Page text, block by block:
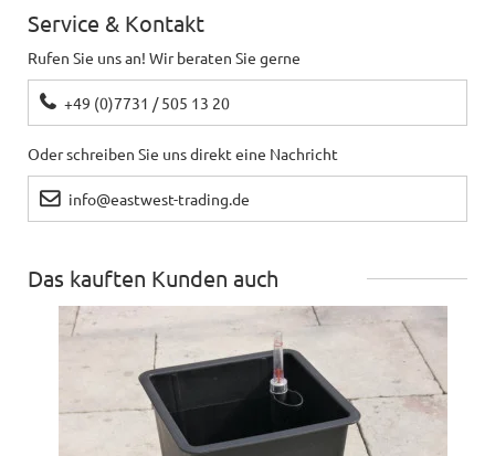
Service & Kontakt
Rufen Sie uns an! Wir beraten Sie gerne
+49 (0)7731 / 505 13 20
Oder schreiben Sie uns direkt eine Nachricht
info@eastwest-trading.de
Das kauften Kunden auch